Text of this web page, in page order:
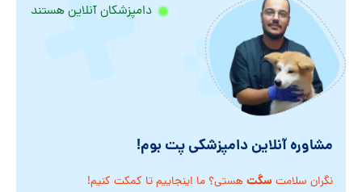
دامپزشکان آنلاین هستند
مشاوره آنلاین دامپزشکی پت بوم!
نگران سلامت سگتهستی؟ ما اینجاییم تا کمکت کنیم!